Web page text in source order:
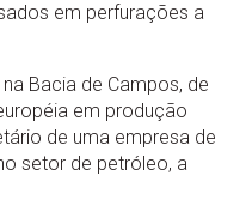
em perfurações a
Bacia de Campos, de
em produção
de uma empresa de
setor de petróleo, a